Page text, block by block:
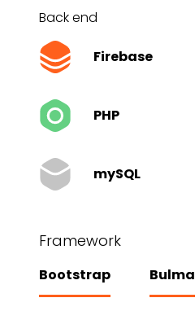
Back end
Firebase
PHP
mySQL
Framework
Bootstrap Bulma